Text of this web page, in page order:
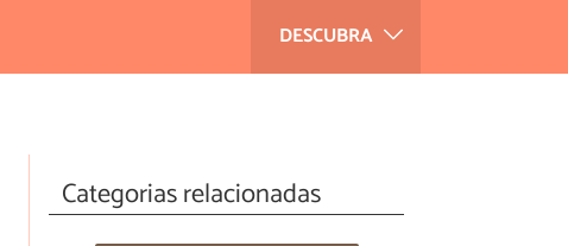
DESCUBRA
Categorias relacionadas